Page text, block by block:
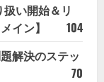
扱い開始＆リ
イン】
104
解決のステッ
70